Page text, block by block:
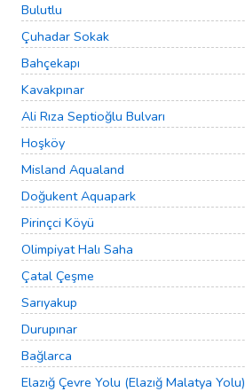
Bulutlu
Çuhadar Sokak
Bahçekapı
Kavakpınar
Ali Rıza Septioğlu Bulvarı
Hoşköy
Misland Aqualand
Doğukent Aquapark
Pirinçci Köyü
Olimpiyat Halı Saha
Çatal Çeşme
Sarıyakup
Durupınar
Bağlarca
Elazığ Çevre Yolu (Elazığ Malatya Yolu)